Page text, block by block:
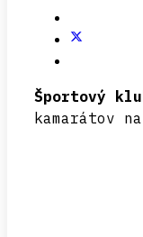
Športový
kamarátov